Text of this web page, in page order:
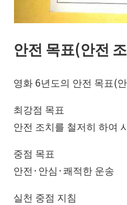
안전 목표(안전
영화 6년도의 안전 목표(
최강점 목표
안전 조치를 철저히 하여
중점 목표
안전·안심·쾌적한 운송
실천 중점 지침